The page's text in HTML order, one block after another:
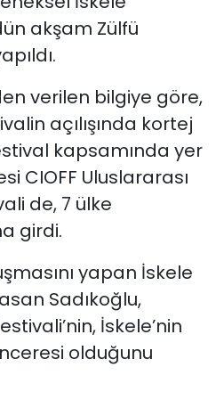
akşam Zülfü
verilen bilgiye göre,
açılışında kortej
kapsamında yer
CIOFF Uluslararası
de, 7 ülke
girdi.
yapan İskele
Sadıkoğlu,
İskele’nin
olduğunu